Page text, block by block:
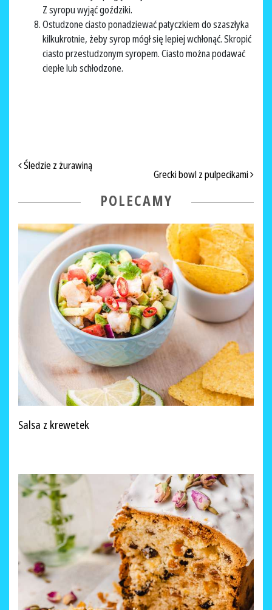
Z syropu wyjąć goździki.
Ostudzone ciasto ponadziewać patyczkiem do szaszłyka
kilkukrotnie, żeby syrop mógł się lepiej wchłonąć. Skropić
ciasto przestudzonym syropem. Ciasto można podawać
ciepłe lub schłodzone.
NAWIGACJA PO ARTYKUŁACH
Śledzie z żurawiną
Grecki bowl z pulpecikami
POLECAMY
Salsa z krewetek